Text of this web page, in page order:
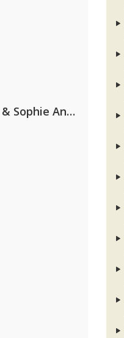
Purple Disco Machine & Sophie And The Giants